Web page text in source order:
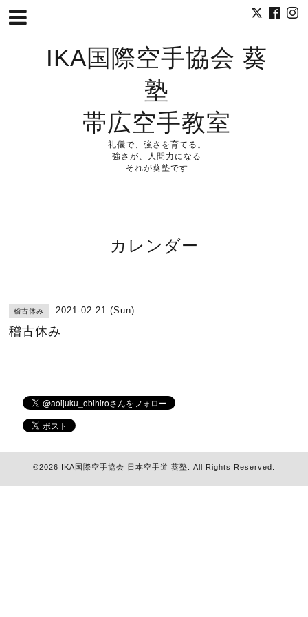
IKA国際空手協会 葵
塾
帯広空手教室
礼儀で、強さを育てる。
強さが、人間力になる
それが葵塾です
カレンダー
稽古休み 2021-02-21 (Sun)
稽古休み
©2026 IKA国際空手協会 日本空手道 葵塾 . All Rights Reserved.